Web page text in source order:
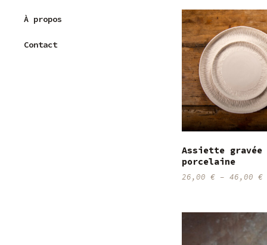
À propos
Contact
Assiette gravée
porcelaine
26,00 €– 46,00 €